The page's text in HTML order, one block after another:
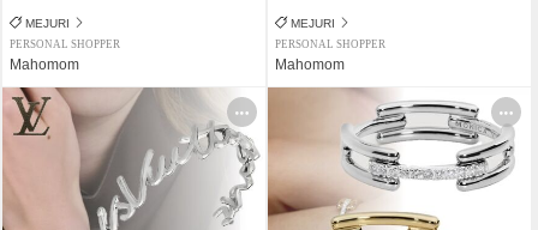
MEJURI
PERSONAL SHOPPER
Mahomom
MEJURI
PERSONAL SHOPPER
Mahomom